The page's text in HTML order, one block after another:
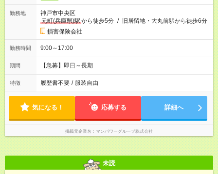
勤務地
神戸市中央区
元町(兵庫県)駅から徒歩5分 /
旧居留地・大丸前駅から徒歩6分
損害保険会社
勤務時間 9:00～17:00
期間 【急募】即日～長期
特徴 履歴書不要 / 服装自由
気になる！ 応募する 詳細へ
掲載元企業名 マンパワーグループ株式会社
未読